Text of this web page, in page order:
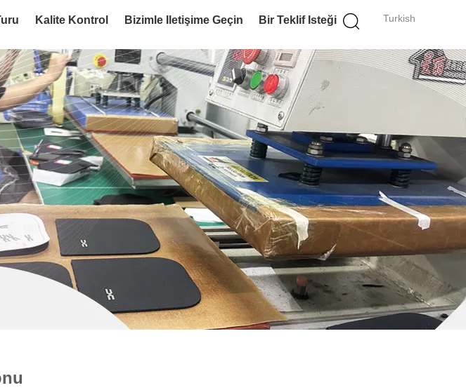
Turkish
Kalite Kontrol Bizimle Iletişime Geçin Bir Teklif Isteği